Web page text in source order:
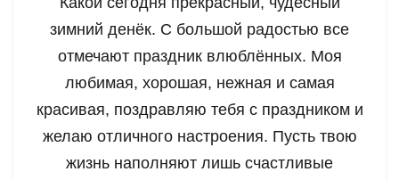
зимний денёк. С большой радостью все
отмечают праздник влюблённых. Моя
любимая, хорошая, нежная и самая
красивая, поздравляю тебя с праздником и
желаю отличного настроения. Пусть твою
жизнь наполняют лишь счастливые